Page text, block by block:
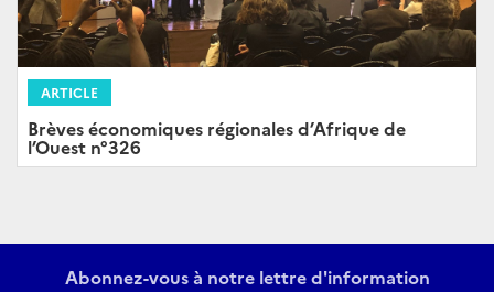
ARTICLE
Brèves économiques régionales d’Afrique de
l’Ouest n°326
Abonnez-vous à notre lettre d'information